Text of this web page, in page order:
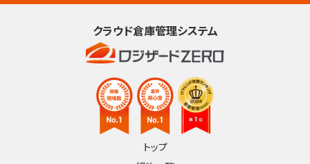
クラウド倉庫管理システム
トップ